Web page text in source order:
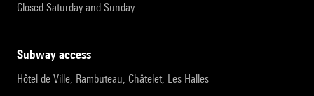
Closed Saturday and Sunday
subway access
Hôtel de Ville, Rambuteau, Châtelet, Les Halles